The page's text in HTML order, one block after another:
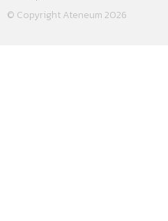
© Copyright Ateneum 2026